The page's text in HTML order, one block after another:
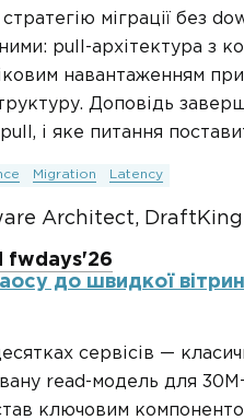
міграції без
pull-архітектура з
навантаженням
Доповідь
і яке питання
Migration Latency
Architect,
fwdays'26
до швидкої
сервісів —
read-модель для
ключовим